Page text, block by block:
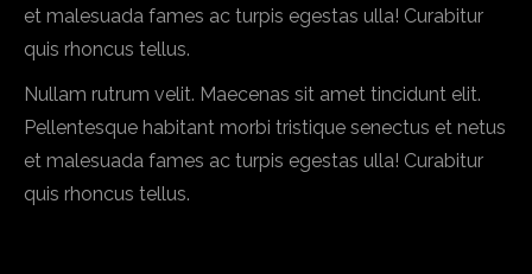
et malesuada fames ac turpis egestas ulla! Curabitur
quis rhoncus tellus.
Nullam rutrum velit. Maecenas sit amet tincidunt elit.
Pellentesque habitant morbi tristique senectus et netus
et malesuada fames ac turpis egestas ulla! Curabitur
quis rhoncus tellus.